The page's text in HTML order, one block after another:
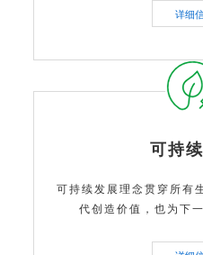
详细
可持
可持续发展理念贯穿所有
代创造价值，也为